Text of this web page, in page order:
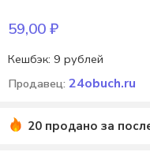
59,00₽
Кешбэк: 9 рублей
Продавец: 24obuch.ru
20 продано за